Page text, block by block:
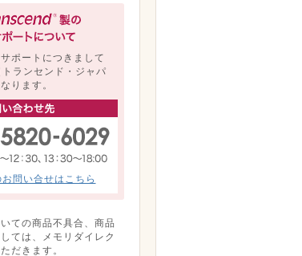
ポートにつきまして
ランセンド・ジャパ
ります。
お問い合せはこちら
ての商品不具合、商品
ては、メモリダイレク
だきます。